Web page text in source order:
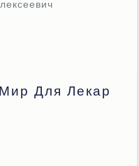
Для Лекар